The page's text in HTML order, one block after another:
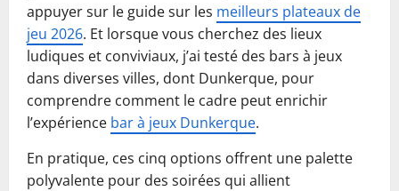
appuyer sur le guide sur les meilleurs plateaux de
jeu 2026. Et lorsque vous cherchez des lieux
ludiques et conviviaux, j’ai testé des bars à jeux
dans diverses villes, dont Dunkerque, pour
comprendre comment le cadre peut enrichir
l’expérience bar à jeux Dunkerque.
En pratique, ces cinq options offrent une palette
polyvalente pour des soirées qui allient